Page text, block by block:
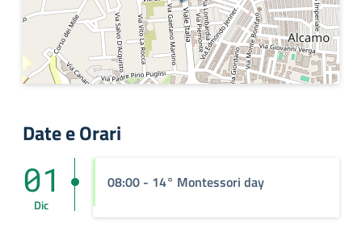
Date e Orari
01
Dic
08:00 - 14° Montessori day